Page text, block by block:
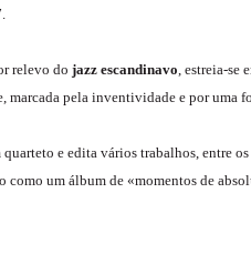
relevo do jazz escandinavo, estreia-se
pela inventividade e por uma
e edita vários trabalhos, entre os
como um álbum de «momentos de